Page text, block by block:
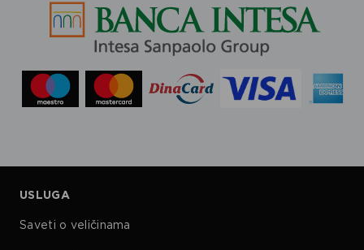
USLUGA
Saveti o veličinama